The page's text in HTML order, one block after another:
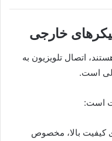
خارجی
اتصال تلویزیون به
آلی است.
است:
کیفیت بالا، مخصوص